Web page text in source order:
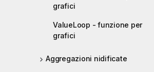
grafici
ValueLoop - funzione per
grafici
Aggregazioni nidificate